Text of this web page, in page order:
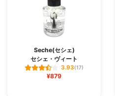
Seche(セシェ)
セシェ・ヴィート
3.93(17)
¥879